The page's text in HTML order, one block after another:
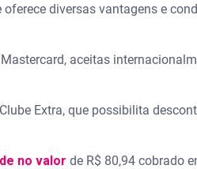
diversas vantagens e
aceitas
Extra, que possibilita
no valor de R$ 80,94 cobrado